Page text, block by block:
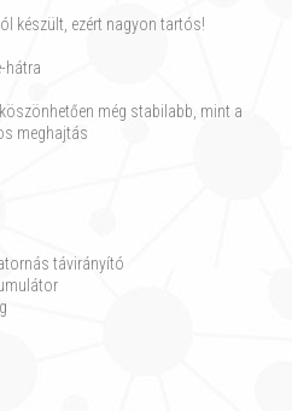
készült, ezért nagyon tartós!
hátra
még stabilabb, mint a
meghajtás
távirányító